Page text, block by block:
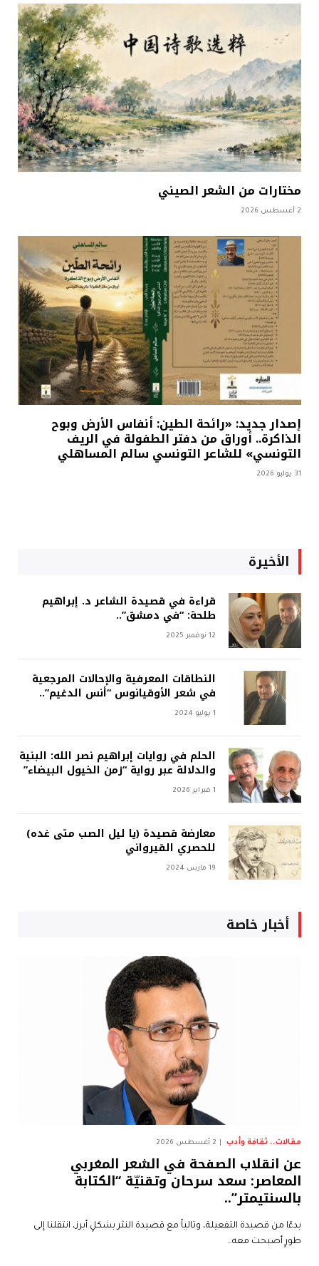
مختارات من الشعر الصيني
2 أغسطس 2026
إصدار جديد: «رائحة الطين: أنفاس الأرض وبوح
الذاكرة.. أوراق من دفتر الطفولة في الريف
التونسي» للشاعر التونسي سالم المساهلي
31 يوليو 2026
الأخيرة
قراءة في قصيدة الشاعر د. إبراهيم
طلحة: “في دمشق”..
12 نوفمبر 2025
النطاقات المعرفية والإحالات المرجعية
في شعر الأوقيانوس “أنس الدغيم”..
1 يوليو 2024
الحلم في روايات إبراهيم نصر الله: البنية
والدلالة عبر رواية “زمن الخيول البيضاء”
1 فبراير 2026
معارضة قصيدة (يا ليل الصب متى غده)
للحصري القيرواني
19 مارس 2024
أخبار خاصة
مقالات.. ثقافة وأدب 2 أغسطس 2026
عن انقلاب الصفحة في الشعر المغربي
المعاصر: سعد سرحان وتقنيّة “الكتابة
بالسنتيمتر”..
بدءًا من قصيدة التفعيلة، وتالياً مع قصيدة النثر بشكلٍ أبرز، انتقلنا إلى
طورٍ أصبحت معه…